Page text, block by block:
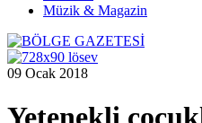
Müzik & Magazin
09 Ocak 2018